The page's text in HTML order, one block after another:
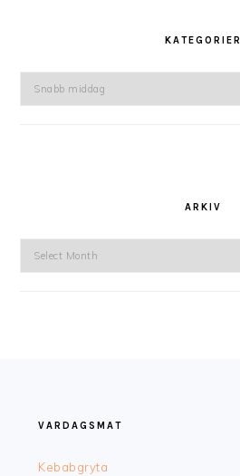
KATEGORIER
Kategorier
ARKIV
Arkiv
VARDAGSMAT
Kebabgryta